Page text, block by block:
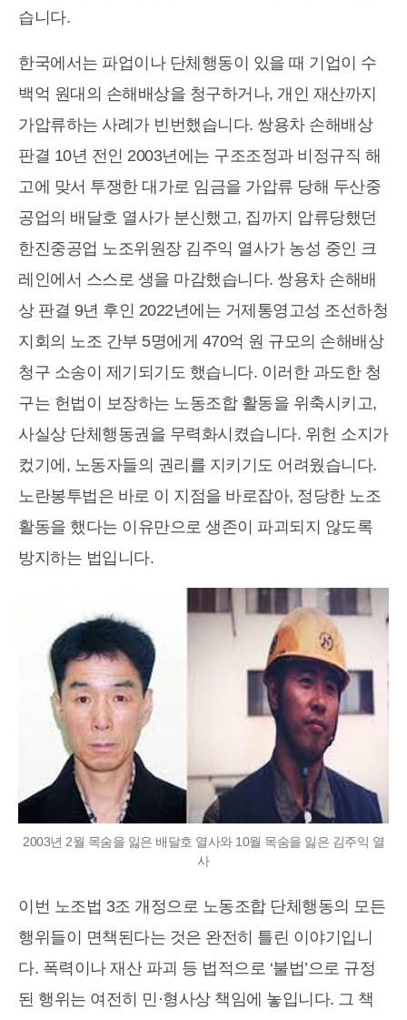
습니다.
한국에서는 파업이나 단체행동이 있을 때 기업이 수
백억 원대의 손해배상을 청구하거나, 개인 재산까지
가압류하는 사례가 빈번했습니다. 쌍용차 손해배상
판결 10년 전인 2003년에는 구조조정과 비정규직 해
고에 맞서 투쟁한 대가로 임금을 가압류 당해 두산중
공업의 배달호 열사가 분신했고, 집까지 압류당했던
한진중공업 노조위원장 김주익 열사가 농성 중인 크
레인에서 스스로 생을 마감했습니다. 쌍용차 손해배
상 판결 9년 후인 2022년에는 거제통영고성 조선하청
지회의 노조 간부 5명에게 470억 원 규모의 손해배상
청구 소송이 제기되기도 했습니다. 이러한 과도한 청
구는 헌법이 보장하는 노동조합 활동을 위축시키고,
사실상 단체행동권을 무력화시켰습니다. 위헌 소지가
컸기에, 노동자들의 권리를 지키기도 어려웠습니다.
노란봉투법은 바로 이 지점을 바로잡아, 정당한 노조
활동을 했다는 이유만으로 생존이 파괴되지 않도록
방지하는 법입니다.
2003년 2월 목숨을 잃은 배달호 열사와 10월 목숨을 잃은 김주익 열
사
이번 노조법 3조 개정으로 노동조합 단체행동의 모든
행위들이 면책된다는 것은 완전히 틀린 이야기입니
다. 폭력이나 재산 파괴 등 법적으로 ‘불법’으로 규정
된 행위는 여전히 민·형사상 책임에 놓입니다. 그 책